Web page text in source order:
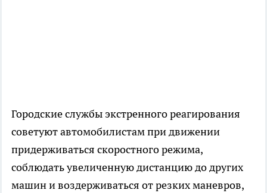
Городские службы экстренного реагирования
советуют автомобилистам при движении
придерживаться скоростного режима,
соблюдать увеличенную дистанцию до других
машин и воздерживаться от резких маневров,